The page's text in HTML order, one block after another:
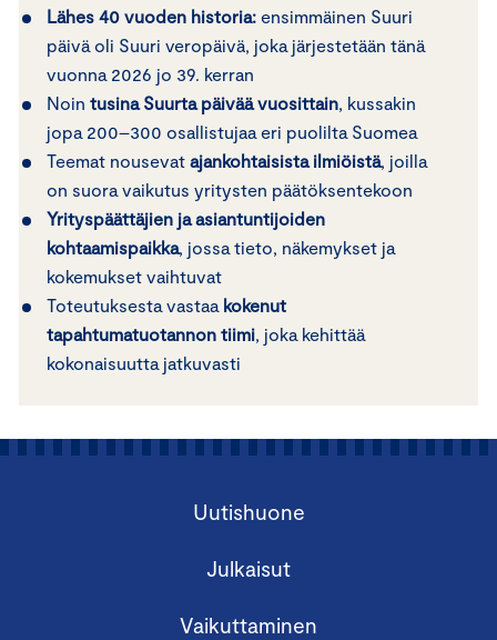
Lähes 40 vuoden historia: ensimmäinen Suuri
päivä oli Suuri veropäivä, joka järjestetään tänä
vuonna 2026 jo 39. kerran
Noin tusina Suurta päivää vuosittain, kussakin
jopa 200–300 osallistujaa eri puolilta Suomea
Teemat nousevat ajankohtaisista ilmiöistä, joilla
on suora vaikutus yritysten päätöksentekoon
Yrityspäättäjien ja asiantuntijoiden
kohtaamispaikka, jossa tieto, näkemykset ja
kokemukset vaihtuvat
Toteutuksesta vastaa kokenut
tapahtumatuotannon tiimi, joka kehittää
kokonaisuutta jatkuvasti
Uutishuone
Julkaisut
Vaikuttaminen